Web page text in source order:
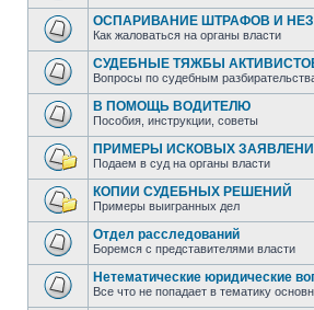
ОСПАРИВАНИЕ ШТРАФОВ И
Как жаловаться на органы власти
СУДЕБНЫЕ ТЯЖБЫ
Вопросы по судебным
В ПОМОЩЬ ВОДИТЕЛЮ
Пособия, инструкции, советы
ПРИМЕРЫ ИСКОВЫХ
Подаем в суд на органы власти
КОПИИ СУДЕБНЫХ РЕШЕНИЙ
Примеры выигранных дел
Отдел расследований
Боремся с представителями власти
Нетематические юридические
Все что не попадает в тематику